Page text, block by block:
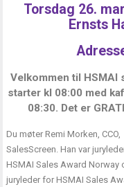
Torsdag 26.
Ernsts
Velkommen til
starter kl 08:00 med
08:30. Det er
Du møter Remi Morken, CCO,
SalesScreen. Han var
HSMAI Sales Award Norway
juryleder for HSMAI Sales